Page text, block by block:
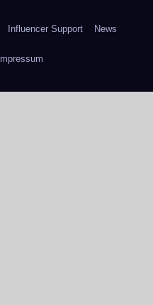
Influencer Support News
Impressum